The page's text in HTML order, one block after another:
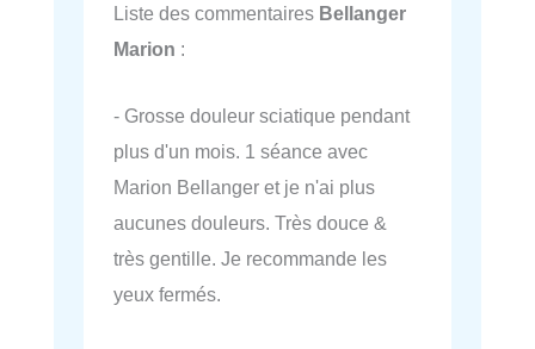
Liste des commentaires Bellanger
Marion :
- Grosse douleur sciatique pendant
plus d'un mois. 1 séance avec
Marion Bellanger et je n'ai plus
aucunes douleurs. Très douce &
très gentille. Je recommande les
yeux fermés.